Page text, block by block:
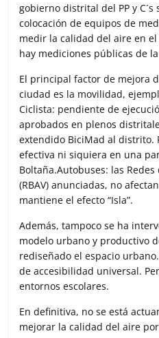
gobierno distrital del PP y C´s
colocación de equipos de
medir la calidad del aire en
hay mediciones públicas de
El principal factor de mejora
ciudad es la movilidad,
Ciclista: pendiente de
aprobados en plenos
extendido BiciMad al distrito.
efectiva ni siquiera en una
Boltaña.Autobuses: las
(RBAV) anunciadas, no
mantiene el efecto “Isla”.
Además, tampoco se ha
modelo urbano y productivo
rediseñado el espacio
de accesibilidad universal.
entornos escolares.
En definitiva, no se está
mejorar la calidad del aire